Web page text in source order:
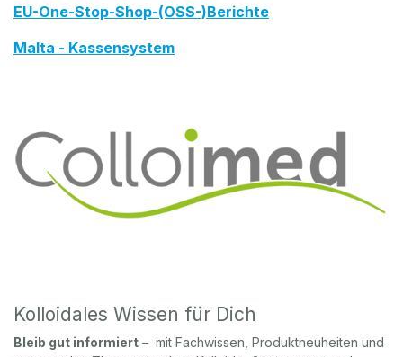
EU-One-Stop-Shop-(OSS-)Berichte
Malta - Kassensystem
Kolloidales Wissen für Dich
Bleib gut informiert – mit Fachwissen, Produktneuheiten und